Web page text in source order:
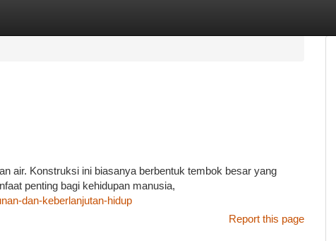
air. Konstruksi ini biasanya berbentuk tembok besar yang
penting bagi kehidupan manusia,
dan-keberlanjutan-hidup
Report this page